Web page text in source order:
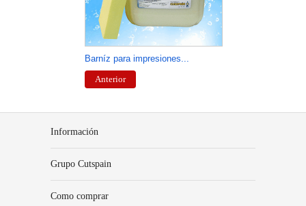
Barníz para impresiones...
Anterior
Información
Grupo Cutspain
Como comprar